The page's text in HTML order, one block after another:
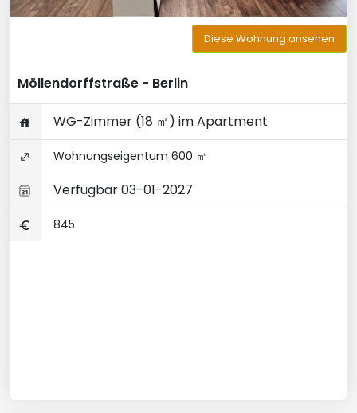
Diese Wohnung ansehen
Möllendorffstraße - Berlin
WG-Zimmer (18 ㎡) im Apartment
Wohnungseigentum 600 ㎡
Verfügbar 03-01-2027
845